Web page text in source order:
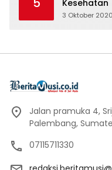
Kesehatan
3 Oktober 2020
Jalan pramuka 4,
Palembang,
07115711330